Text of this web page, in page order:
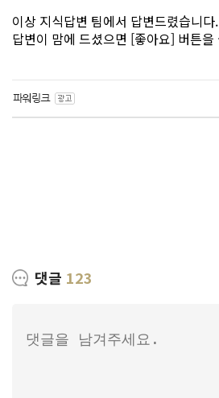
이상 지식답변 팀에서 답변드렸습니다.
답변이 맘에 드셨으면 [좋아요] 버튼을
댓글 123